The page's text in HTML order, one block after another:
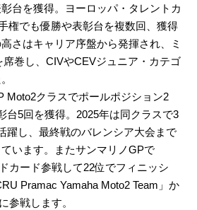
台を獲得。ヨーロッパ・タレントカ
権でも優勝や表彰台を複数回、獲得
さはキャリア序盤から発揮され、ミ
巻し、CIVやCEVジュニア・カテゴ
Moto2クラスでポールポジション2
台5回を獲得。2025年は同クラスで3
躍し、最終戦のバレンシア大会まで
います。またサンマリノGPで
カード参戦して22位でフィニッシ
Pramac Yamaha Moto2 Team」か
参戦します。